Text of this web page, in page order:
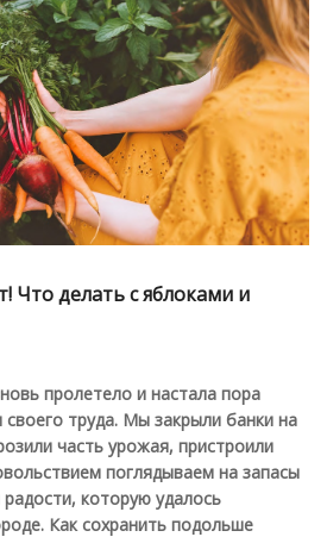
Что делать с яблоками и
пролетело и настала пора
труда. Мы закрыли банки на
часть урожая, пристроили
поглядываем на запасы
которую удалось
Как сохранить подольше